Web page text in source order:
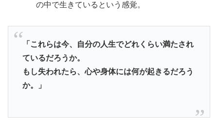
の中で生きているという感覚。
「これらは今、自分の人生でどれくらい満たされ
ているだろうか。
もし失われたら、心や身体には何が起きるだろう
か。」